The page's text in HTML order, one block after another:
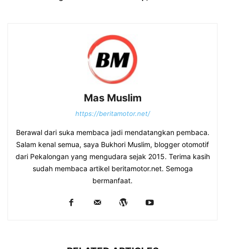
Mas Muslim
https://beritamotor.net/
Berawal dari suka membaca jadi mendatangkan pembaca.
Salam kenal semua, saya Bukhori Muslim, blogger otomotif
dari Pekalongan yang mengudara sejak 2015. Terima kasih
sudah membaca artikel beritamotor.net. Semoga
bermanfaat.